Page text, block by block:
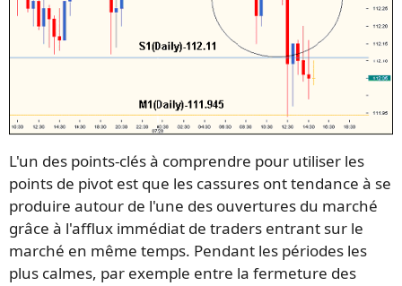
L'un des points-clés à comprendre pour utiliser les
points de pivot est que les cassures ont tendance à se
produire autour de l'une des ouvertures du marché
grâce à l'afflux immédiat de traders entrant sur le
marché en même temps. Pendant les périodes les
plus calmes, par exemple entre la fermeture des